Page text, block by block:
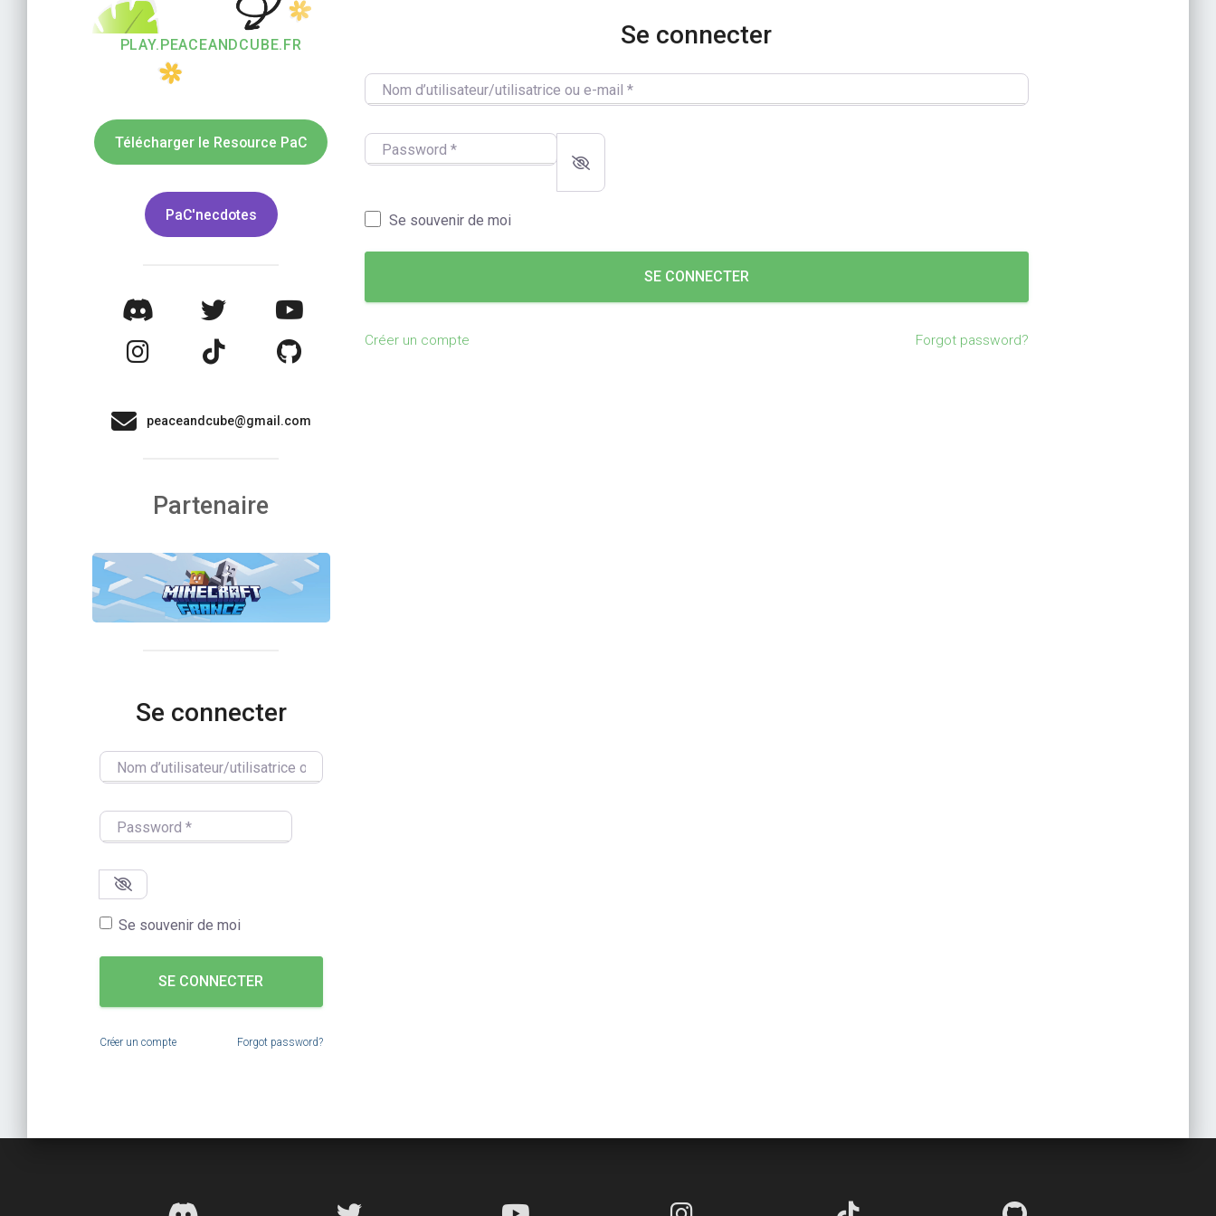
PLAY.PEACEANDCUBE.FR
Télécharger le Resource PaC
PaC'necdotes
peaceandcube@gmail.com
Partenaire
Se connecter
Nom d’utilisateur/utilisatrice ou e-mail
Password*
Se souvenir de moi
SE CONNECTER
Créer un compte Forgot password?
Se connecter
Nom d’utilisateur/utilisatrice ou e-mail*
Password*
Se souvenir de moi
SE CONNECTER
Créer un compte Forgot password?